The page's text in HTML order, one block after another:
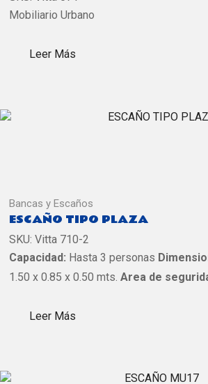
Mobiliario Urbano
Leer Más
Bancas y Escaños
ESCAÑO TIPO PLAZA
SKU: Vitta 710-2
Capacidad: Hasta 3 personas
1.50 x 0.85 x 0.50 mts. Area de
Leer Más